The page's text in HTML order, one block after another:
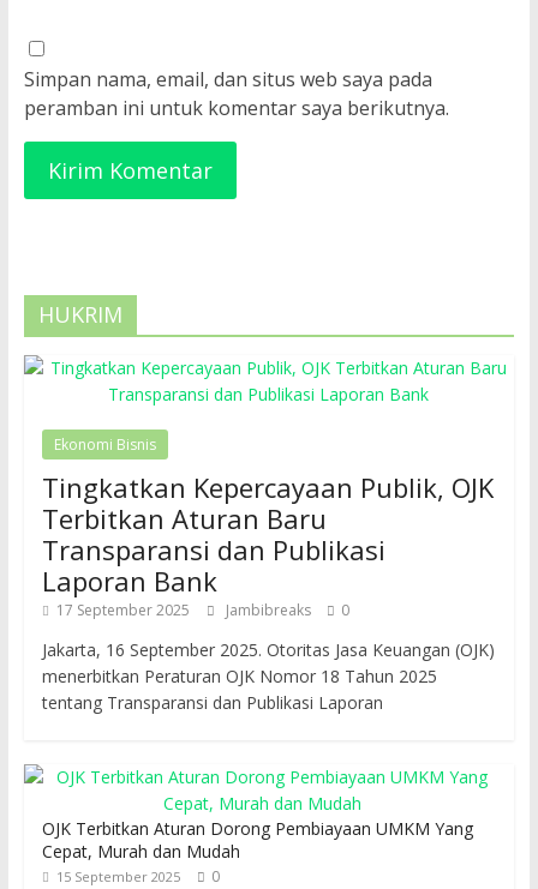
Simpan nama, email, dan situs web saya pada
peramban ini untuk komentar saya berikutnya.
HUKRIM
Ekonomi Bisnis
Tingkatkan Kepercayaan Publik, OJK
Terbitkan Aturan Baru
Transparansi dan Publikasi
Laporan Bank
17 September 2025 Jambibreaks 0
Jakarta, 16 September 2025. Otoritas Jasa Keuangan (OJK)
menerbitkan Peraturan OJK Nomor 18 Tahun 2025
tentang Transparansi dan Publikasi Laporan
OJK Terbitkan Aturan Dorong Pembiayaan UMKM Yang
Cepat, Murah dan Mudah
15 September 2025 0